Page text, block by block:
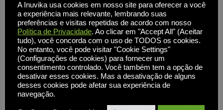
A Inuvika usa cookies em nosso site para oferecer a você
a experiência mais relevante, lembrando suas
preferências e visitas repetidas de acordo com nosso
Política de Privacidade. Ao clicar em "Accept All" (Aceitar
tudo), você concorda com o uso de TODOS os cookies.
No entanto, você pode visitar "Cookie Settings"
(Configurações de cookies) para fornecer um
consentimento controlado. Você também tem a opção de
desativar esses cookies. Mas a desativação de alguns
desses cookies pode afetar sua experiência de
navegação.